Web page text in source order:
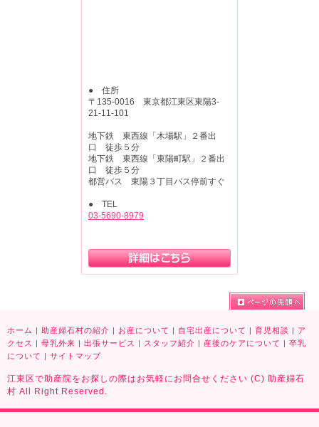
● 住所
〒135-0016 東京都江東区東陽3-
21-11-101
地下鉄 東西線「木場駅」２番出
口 徒歩５分
地下鉄 東西線「東陽町駅」２番出
口 徒歩５分
都営バス 東陽３丁目バス停前すぐ
● TEL
03-5690-8979
ホーム | 助産婦石村の紹介 | お産について | 自宅出産について | 育児相談 | ア
クセス
| 母乳外来 | 出張サービス | スタッフ紹介 | 産後のケアについて | 卒乳
について | サイトマップ
江東区で助産院をお探しの際はお気軽にお問合せください (C) 助産婦石
村 All Right Reserved.